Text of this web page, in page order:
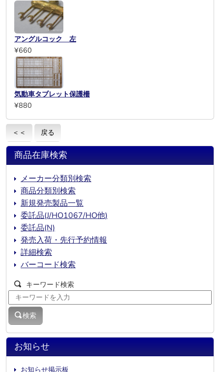
アングルコック 左
¥660
気動車タブレット保護柵
¥880
＜＜ 戻る
お知らせ
お知らせ掲示板
商品在庫検索
メーカー分類別検索
商品分類別検索
新規発売製品一覧
委託品(J/HO1067/HO他)
委託品(N)
発売入荷・先行予約情報
詳細検索
バーコード検索
キーワード検索
検索